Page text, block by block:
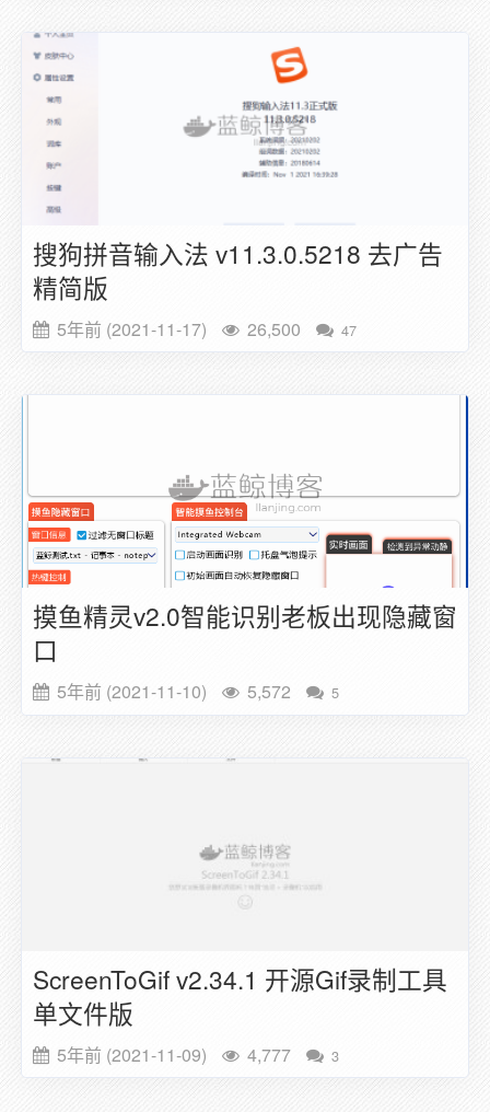
搜狗拼音输入法 v11.3.0.5218 去广告
精简版
5年前 (2021-11-17) 26,500 47
摸鱼精灵v2.0智能识别老板出现隐藏窗
口
5年前 (2021-11-10) 5,572 5
ScreenToGif v2.34.1 开源Gif录制工具
单文件版
5年前 (2021-11-09) 4,777 3